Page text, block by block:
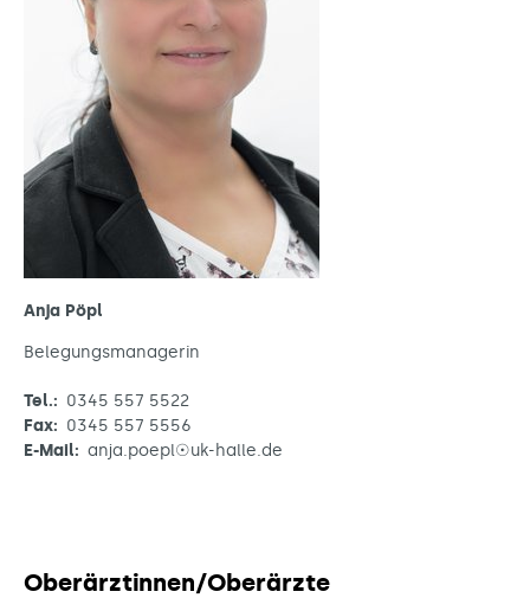
Anja Pöpl
Belegungsmanagerin
Tel.: 0345 557 5522
Fax: 0345 557 5556
E-Mail: anja.poepl☉uk-halle.de
Oberärztinnen/Oberärzte